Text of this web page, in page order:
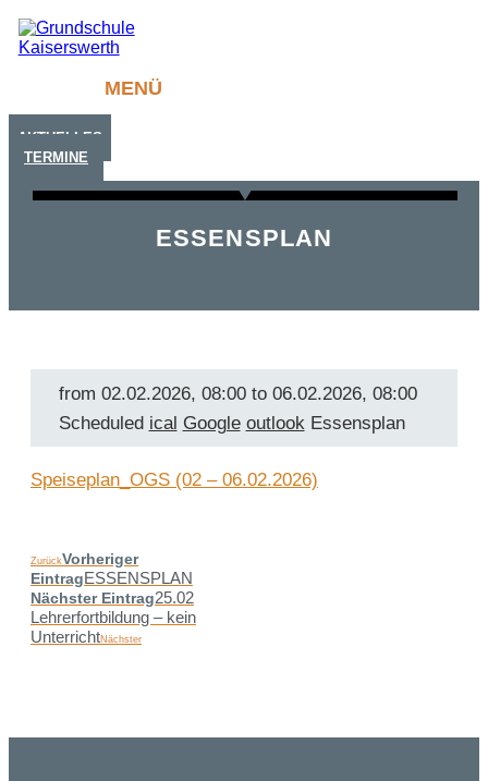
MENÜ
AKTUELLES
TERMINE
ESSENSPLAN
from 02.02.2026, 08:00 to 06.02.2026, 08:00
Scheduled ical Google outlook Essensplan
Speiseplan_OGS (02 – 06.02.2026)
ZurückVorheriger
EintragESSENSPLAN
Nächster Eintrag25.02
Lehrerfortbildung – kein
UnterrichtNächster